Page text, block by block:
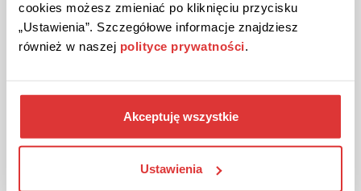
cookies możesz zmieniać po kliknięciu przycisku
„Ustawienia”. Szczegółowe informacje znajdziesz
również w naszej polityce prywatności
Akceptuję wszystkie
Ustawienia
+48 728 861 702
dok@weddingdream.shop
Szybkie przelewy online / BLIK